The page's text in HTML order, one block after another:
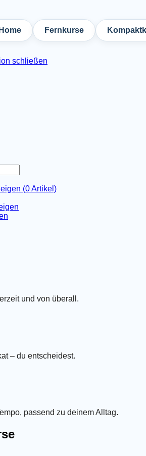
Home Fernkurse
schließen
(0Artikel)
und von überall.
– du entscheidest.
passend zu deinem Alltag.